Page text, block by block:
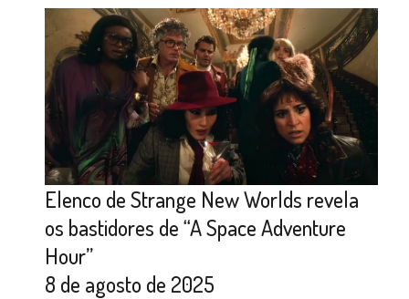
Elenco de Strange New Worlds revela
os bastidores de “A Space Adventure
Hour”
8 de agosto de 2025